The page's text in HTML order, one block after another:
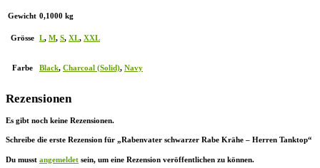
Gewicht 0,1000 kg
Grösse L, M, S, XL, XXL
Farbe Black, Charcoal (Solid), Navy
Rezensionen
Es gibt noch keine Rezensionen.
Schreibe die erste Rezension für „Rabenvater schwarzer Rabe Krähe – Herren Tanktop“
Du musst angemeldet sein, um eine Rezension veröffentlichen zu können.